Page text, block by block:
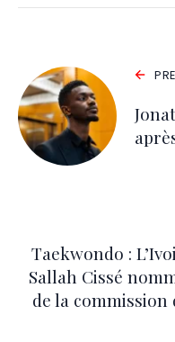
Taekwondo :
Sallah Cissé
de la commission